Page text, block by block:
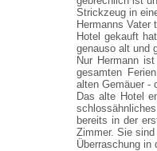
Strickzeug in
Hermanns
Hotel gekauft
genauso alt und
Nur Hermann
gesamten
alten Gemäuer -
Das alte Hotel
bereits in der
Zimmer. Sie
Überraschung in